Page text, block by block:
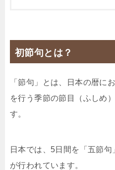
初節句とは？
「節句」とは、 日本の暦に
を行う季節の節目（ふしめ
す。
日本では、5日間を「五節
が行われています。